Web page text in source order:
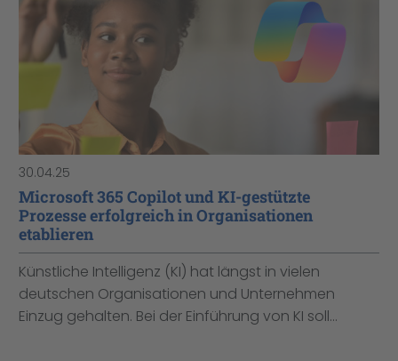
30.04.25
Microsoft 365 Copilot und KI-gestützte
Prozesse erfolgreich in Organisationen
etablieren
Künstliche Intelligenz (KI) hat längst in vielen
deutschen Organisationen und Unternehmen
Einzug gehalten. Bei der Einführung von KI soll...